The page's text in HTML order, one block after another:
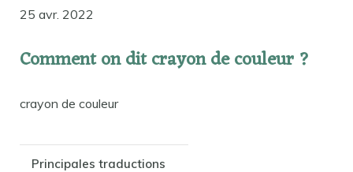
25 avr. 2022
Comment on dit crayon de couleur ?
crayon de couleur
Principales traductions